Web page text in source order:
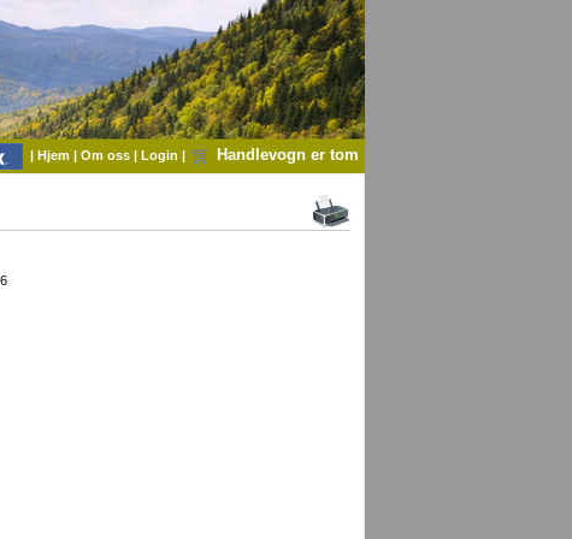
| Hjem | Om oss | Login | Handlevogn er tom